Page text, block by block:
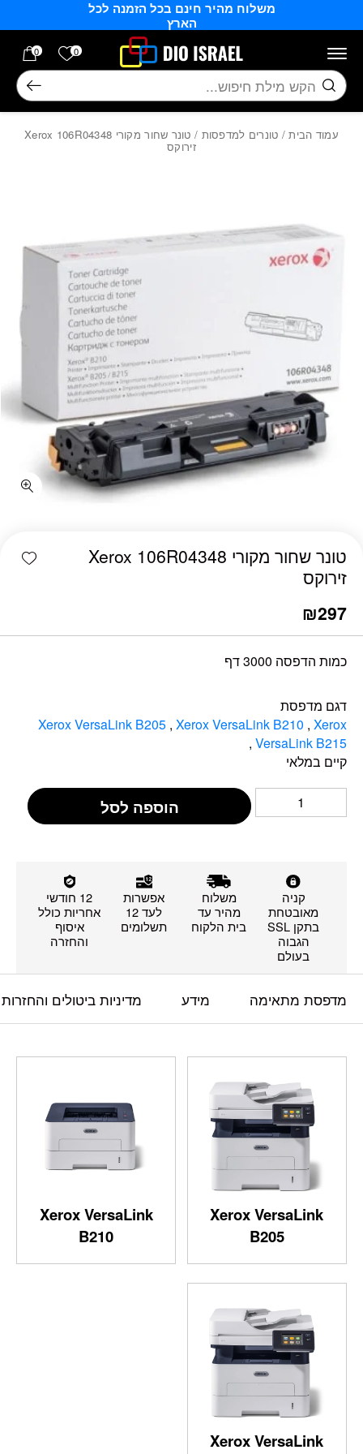
משלוח מהיר חינם בכל הזמנה לכל
הארץ
0 הרשימה
0
חיפוש
עמוד הבית/ טונרים למדפסות / ‏טונר ‏שחור מקורי Xerox 106R04348
זירוקס
‏טונר ‏שחור מקורי Xerox 106R04348
זירוקס
₪297
כמות הדפסה 3000 דף
דגם מדפסת
Xerox VersaLink B205 ,Xerox VersaLink B210 ,Xerox
VersaLink B215
,
קיים במלאי
הוספה לסל
קניה
מאובטחת
בתקן SSL
הגבוה
בעולם
משלוח
מהיר עד
בית הלקוח
אפשרות
לעד 12
תשלומים
12 חודשי
אחריות כולל
איסוף
והחזרה
מדפסת מתאימה מידע מדיניות ביטולים והחזרות
Xerox VersaLink
B205
Xerox VersaLink
B210
Xerox VersaLink